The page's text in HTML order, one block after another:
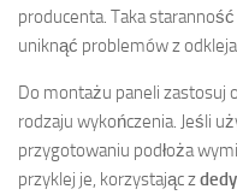
producenta. Taka
uniknąć problemów z
Do montażu paneli zastosuj
rodzaju wykończenia. Jeśli
przygotowaniu podłoża
przyklej je, korzystając z